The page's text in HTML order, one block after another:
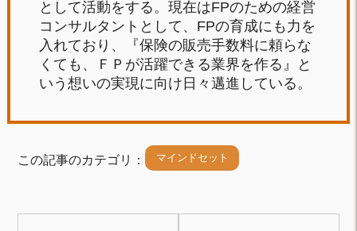
として活動をする。現在はFPのための経営
コンサルタントとして、FPの育成にも力を
入れており、『保険の販売手数料に頼らな
くても、ＦＰが活躍できる業界を作る』と
いう想いの実現に向け日々邁進している。
この記事のカテゴリ： マインドセット